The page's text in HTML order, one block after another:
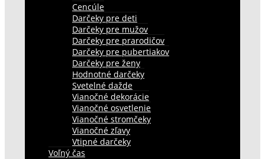
Cencúle
Darčeky pre deti
Darčeky pre mužov
Darčeky pre prarodičov
Darčeky pre pubertiakov
Darčeky pre ženy
Hodnotné darčeky
Svetelné dažde
Vianočné dekorácie
Vianočné osvetlenie
Vianočné stromčeky
Vianočné zľavy
Vtipné darčeky
Voľný čas